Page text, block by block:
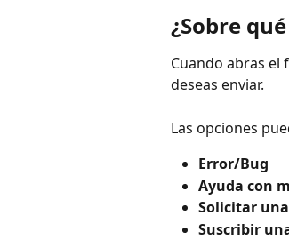
¿Sobre
Cuando abras
deseas enviar.
Las opciones
Error/Bug
Ayuda con
Solicitar
Suscribir